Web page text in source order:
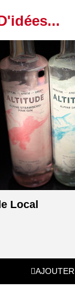
Local
AJOUTER